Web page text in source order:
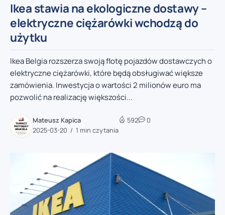
Ikea stawia na ekologiczne dostawy –
elektryczne ciężarówki wchodzą do
użytku
Ikea Belgia rozszerza swoją flotę pojazdów dostawczych o
elektryczne ciężarówki, które będą obsługiwać większe
zamówienia. Inwestycja o wartości 2 milionów euro ma
pozwolić na realizację większości...
Mateusz Kapica
2025-03-20
1 min czytania
592 0